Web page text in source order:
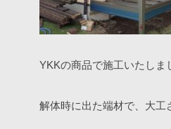
YKKの商品で施工いたしま
解体時に出た端材で、大工